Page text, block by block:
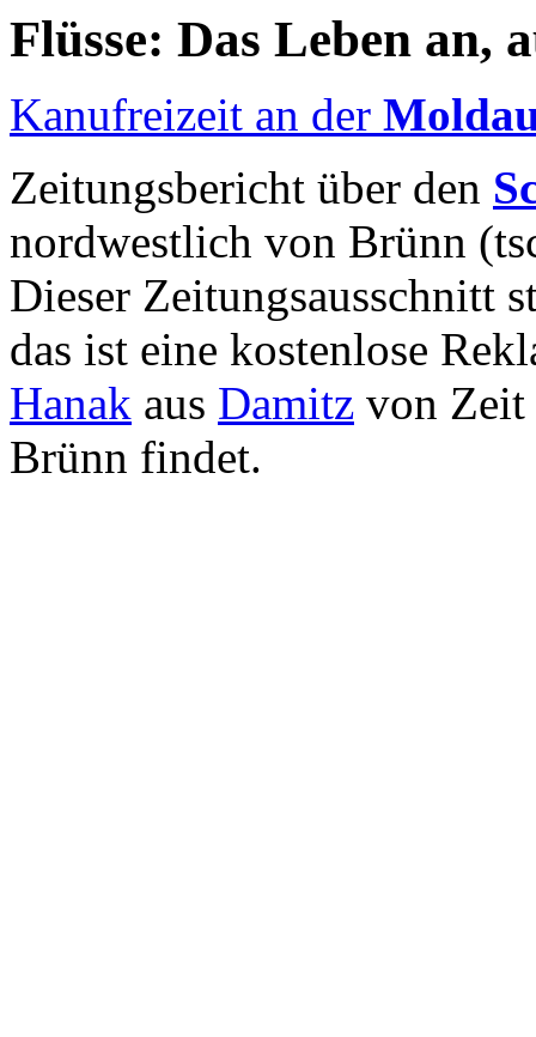
Flüsse: Das Leben an,
Kanufreizeit an der
Zeitungsbericht über den
nordwestlich von Brünn
Dieser Zeitungsausschnitt
das ist eine kostenlose
Hanak aus Damitz von Zeit
Brünn findet.